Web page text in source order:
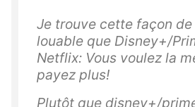
Je trouve cette façon
louable que Disney+/
Netflix: Vous voulez la
payez plus!
Plutôt que disney+/